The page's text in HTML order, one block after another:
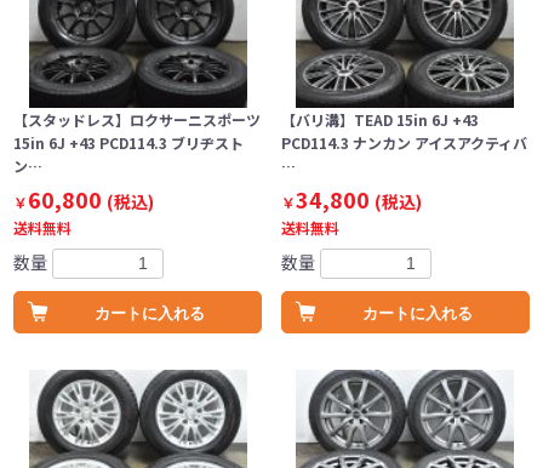
【スタッドレス】ロクサーニスポーツ
15in 6J +43 PCD114.3 ブリヂスト
ン…
￥60,800 (税込)
送料無料
数量
カートに入れる
【バリ溝】TEAD 15in 6J +43
PCD114.3 ナンカン アイスアクティバ
…
￥34,800 (税込)
送料無料
数量
カートに入れる